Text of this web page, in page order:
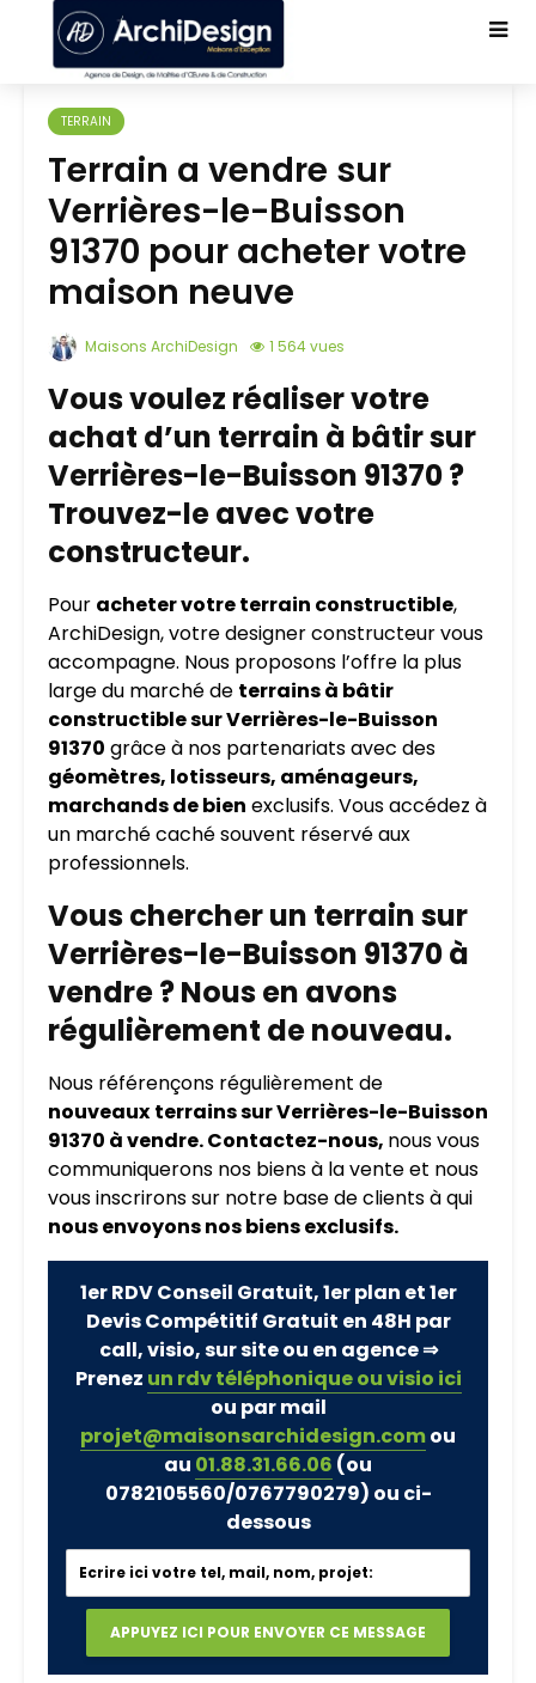
TERRAIN
Terrain a vendre sur
Verrières-le-Buisson
91370 pour acheter votre
maison neuve
Maisons ArchiDesign 1 564 vues
Vous voulez réaliser votre
achat d’un terrain à bâtir sur
Verrières-le-Buisson 91370 ?
Trouvez-le avec votre
constructeur.
Pour acheter votre terrain constructible,
ArchiDesign, votre designer constructeur vous
accompagne. Nous proposons l’offre la plus
large du marché de terrains à bâtir
constructible sur Verrières-le-Buisson
91370 grâce à nos partenariats avec des
géomètres, lotisseurs, aménageurs,
marchands de bien exclusifs. Vous accédez à
un marché caché souvent réservé aux
professionnels.
Vous chercher un terrain sur
Verrières-le-Buisson 91370 à
vendre ? Nous en avons
régulièrement de nouveau.
Nous référençons régulièrement de
nouveaux terrains sur Verrières-le-Buisson
91370 à vendre. Contactez-nous, nous vous
communiquerons nos biens à la vente et nous
vous inscrirons sur notre base de clients à qui
nous envoyons nos biens exclusifs.
1er RDV Conseil Gratuit, 1er plan et 1er
Devis Compétitif Gratuit en 48H par
call, visio, sur site ou en agence ⇒
Prenez un rdv téléphonique ou visio ici
ou par mail
projet@maisonsarchidesign.comou
au 01.88.31.66.06 (ou
0782105560/0767790279) ou ci-
dessous